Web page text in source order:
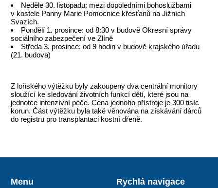
Neděle 30. listopadu: mezi dopoledními bohoslužbami
v kostele Panny Marie Pomocnice křesťanů na Jižních
Svazích.
Pondělí 1. prosince: od 8:30 v budově Okresní správy
sociálního zabezpečení ve Zlíně
Středa 3. prosince: od 9 hodin v budově krajského úřadu
(21. budova)
Z loňského výtěžku byly zakoupeny dva centrální monitory
sloužící ke sledování životních funkcí dětí, které jsou na
jednotce intenzívní péče. Cena jednoho přístroje je 300 tisíc
korun. Část výtěžku byla také věnována na získávání dárců
do registru pro transplantaci kostní dřeně.
Menu Rychlá navigace